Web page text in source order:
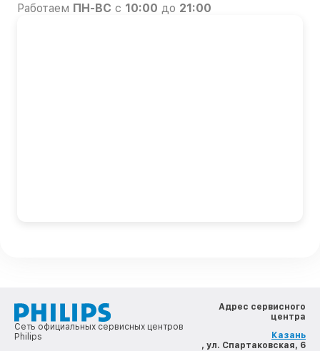
Работаем ПН-ВС с 10:00 до 21:00
Сеть официальных сервисных центров
Philips
Адрес сервисного
центра
Казань
, ул. Спартаковская, 6